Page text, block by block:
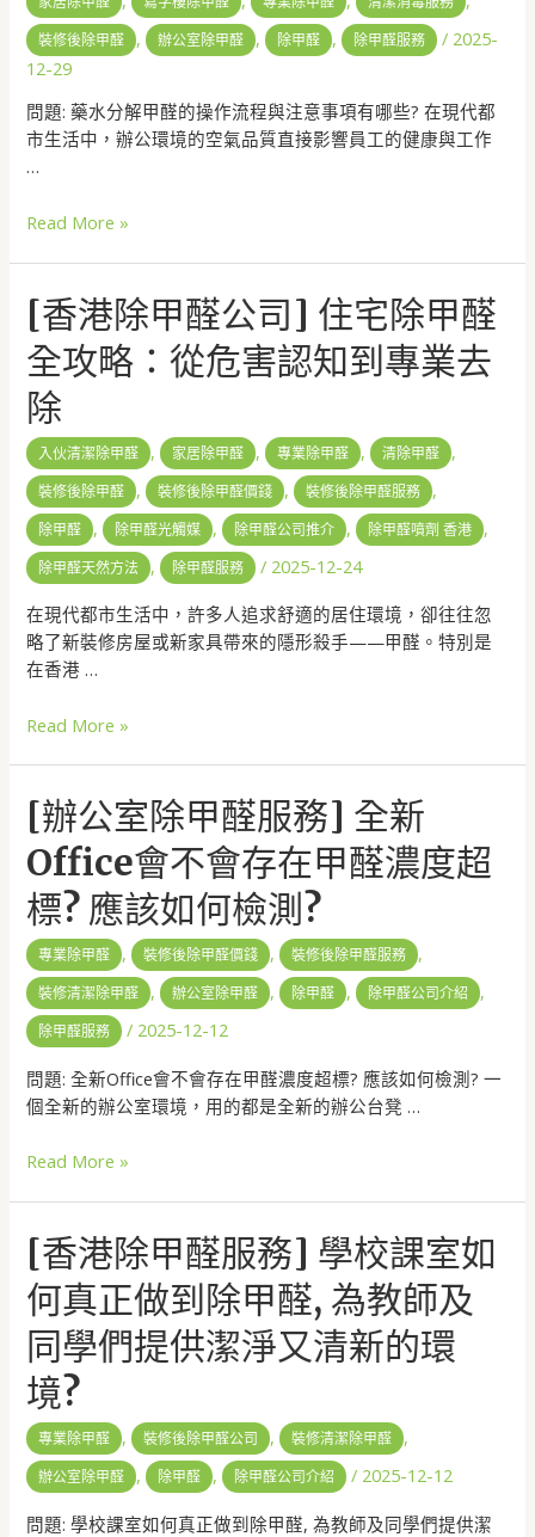
裝修後除甲醛 , 辦公室除甲醛 , 除甲醛 , 除甲醛服務 / 2025-
12-29
問題: 藥水分解甲醛的操作流程與注意事項有哪些? 在現代都
市生活中，辦公環境的空氣品質直接影響員工的健康與工作
…
Read More »
[香港除甲醛公司] 住宅除甲醛
全攻略：從危害認知到專業去
除
入伙清潔除甲醛 , 家居除甲醛 , 專業除甲醛 , 清除甲醛 ,
裝修後除甲醛 , 裝修後除甲醛價錢 , 裝修後除甲醛服務 ,
除甲醛 , 除甲醛光觸媒 , 除甲醛公司推介 , 除甲醛噴劑 香港 ,
除甲醛天然方法 , 除甲醛服務 / 2025-12-24
在現代都市生活中，許多人追求舒適的居住環境，卻往往忽
略了新裝修房屋或新家具帶來的隱形殺手——甲醛。特別是
在香港 …
Read More »
[辦公室除甲醛服務] 全新
Office會不會存在甲醛濃度超
標? 應該如何檢測?
專業除甲醛 , 裝修後除甲醛價錢 , 裝修後除甲醛服務 ,
裝修清潔除甲醛 , 辦公室除甲醛 , 除甲醛 , 除甲醛公司介紹 ,
除甲醛服務 / 2025-12-12
問題: 全新Office會不會存在甲醛濃度超標? 應該如何檢測? 一
個全新的辦公室環境，用的都是全新的辦公台凳 …
Read More »
[香港除甲醛服務] 學校課室如
何真正做到除甲醛, 為教師及
同學們提供潔淨又清新的環
境?
專業除甲醛 , 裝修後除甲醛公司 , 裝修清潔除甲醛 ,
辦公室除甲醛 , 除甲醛 , 除甲醛公司介紹 / 2025-12-12
問題: 學校課室如何真正做到除甲醛, 為教師及同學們提供潔